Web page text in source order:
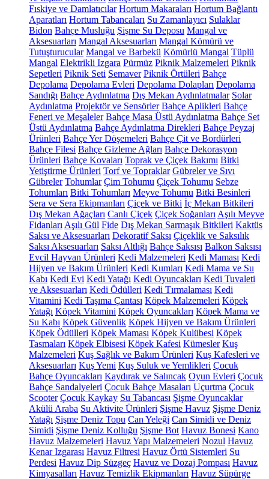
Fıskiye ve Damlatıcılar Hortum Makaraları Hortum Bağlantı
Aparatları Hortum Tabancaları Su Zamanlayıcı Sulaklar
Bidon Bahçe Musluğu Şişme Su Deposu Mangal ve
Aksesuarları Mangal Aksesuarları Mangal Kömürü ve
Tutuşturucular Mangal ve Barbekü Kömürlü Mangal Tüplü
Mangal Elektrikli Izgara Pürmüz Piknik Malzemeleri Piknik
Sepetleri Piknik Seti Semaver Piknik Örtüleri Bahçe
Depolama Depolama Evleri Depolama Dolapları Depolama
Sandığı Bahçe Aydınlatma Dış Mekan Aydınlatmalar Solar
Aydınlatma Projektör ve Sensörler Bahçe Aplikleri Bahçe
Feneri ve Meşaleler Bahçe Masa Üstü Aydınlatma Bahçe Set
Üstü Aydınlatma Bahçe Aydınlatma Direkleri Bahçe Peyzaj
Ürünleri Bahçe Yer Döşemeleri Bahçe Çit ve Bordürleri
Bahçe Filesi Bahçe Gizleme Ağları Bahçe Dekorasyon
Ürünleri Bahçe Kovaları Toprak ve Çiçek Bakımı Bitki
Yetiştirme Ürünleri Torf ve Topraklar Gübreler ve Sıvı
Gübreler Tohumlar Çim Tohumu Çiçek Tohumu Sebze
Tohumları Bitki Tohumları Meyve Tohumu Bitki Besinleri
Sera ve Sera Ekipmanları Çiçek ve Bitki İç Mekan Bitkileri
Dış Mekan Ağaçları Canlı Çiçek Çiçek Soğanları Aşılı Meyve
Fidanları Aşılı Gül Fide Dış Mekan Sarmaşık Bitkileri Kaktüs
Saksı ve Aksesuarları Dekoratif Saksı Çiçeklik ve Saksılık
Saksı Aksesuarları Saksı Altlığı Bahçe Saksısı Balkon Saksısı
Evcil Hayvan Ürünleri Kedi Malzemeleri Kedi Maması Kedi
Hijyen ve Bakım Ürünleri Kedi Kumları Kedi Mama ve Su
Kabı Kedi Evi Kedi Yatağı Kedi Oyuncakları Kedi Tuvaleti
ve Aksesuarları Kedi Ödülleri Kedi Tırmalaması Kedi
Vitamini Kedi Taşıma Çantası Köpek Malzemeleri Köpek
Yatağı Köpek Vitamini Köpek Oyuncakları Köpek Mama ve
Su Kabı Köpek Güvenlik Köpek Hijyen ve Bakım Ürünleri
Köpek Ödülleri Köpek Maması Köpek Kulübesi Köpek
Tasmaları Köpek Elbisesi Köpek Kafesi Kümesler Kuş
Malzemeleri Kuş Sağlık ve Bakım Ürünleri Kuş Kafesleri ve
Aksesuarları Kuş Yemi Kuş Suluk ve Yemlikleri Çocuk
Bahçe Oyuncakları Kaydırak ve Salıncak Oyun Evleri Çocuk
Bahçe Sandalyeleri Çocuk Bahçe Masaları Uçurtma Çocuk
Scooter Çocuk Kaykay Su Tabancası Şişme Oyuncaklar
Akülü Araba Su Aktivite Ürünleri Şişme Havuz Şişme Deniz
Yatağı Şişme Deniz Topu Can Yeleği Can Simidi ve Deniz
Simidi Şişme Deniz Kolluğu Şişme Bot Havuz Bonesi Kano
Havuz Malzemeleri Havuz Yapı Malzemeleri Nozul Havuz
Kenar Izgarası Havuz Filtresi Havuz Örtü Sistemleri Su
Perdesi Havuz Dip Süzgeç Havuz ve Dozaj Pompası Havuz
Kimyasalları Havuz Temizlik Ekipmanları Havuz Süpürge